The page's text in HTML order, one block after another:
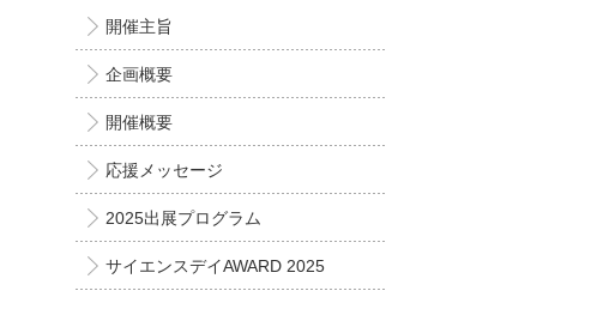
開催主旨
企画概要
開催概要
応援メッセージ
2025出展プログラム
サイエンスデイAWARD 2025